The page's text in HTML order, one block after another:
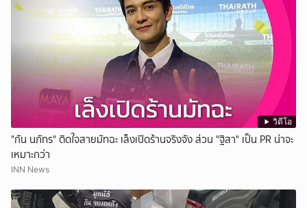
วิดีโอ
"กัน นภัทร" ติดใจสายมัทฉะ เล็งเปิดร้านจริงจัง ส่วน "ฐิสา" เป็น PR น่าจะ
เหมาะกว่า
INN News